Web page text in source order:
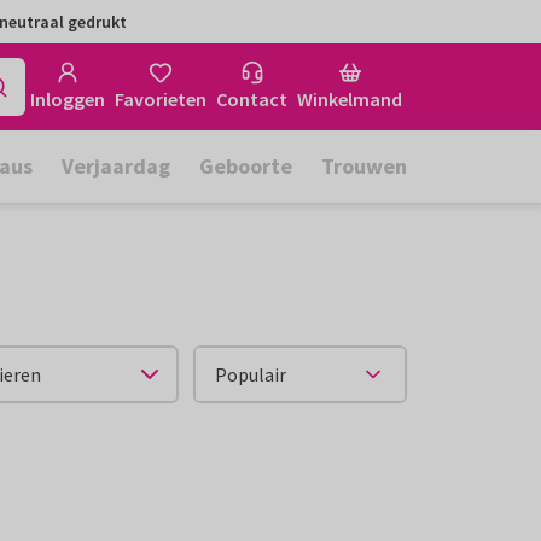
gedrukt
Inloggen Favorieten Contact Winkelmand
Verjaardag Geboorte Trouwen